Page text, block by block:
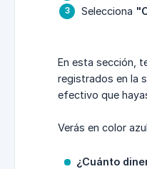
Selecciona
En esta sección,
registrados en la
efectivo que
Verás en color
¿Cuánto